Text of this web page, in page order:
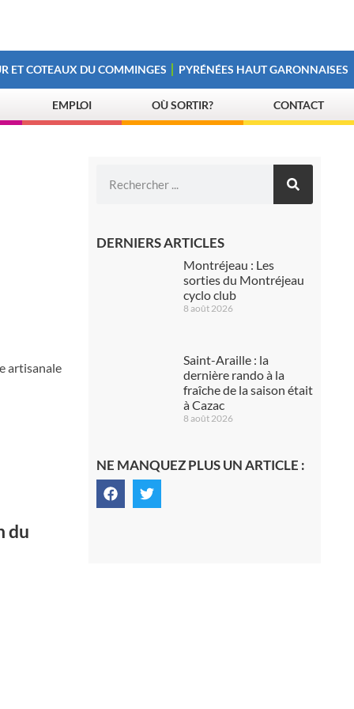
ET COTEAUX DU COMMINGES PYRÉNÉES HAUT GARONNAISES
EMPLOI OÙ SORTIR? CONTACT
artisanale
du
DERNIERS ARTICLES
Montréjeau : Les
sorties du Montréjeau
cyclo club
8 août 2026
Saint-Araille : la
dernière rando à la
fraîche de la saison était
à Cazac
8 août 2026
NE MANQUEZ PLUS UN ARTICLE :